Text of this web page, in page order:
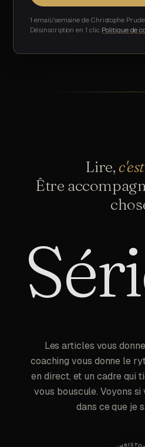
1 email/semaine de Christophe
Désinscription en 1 clic. Politique de
Lire,
Être
Les articles vous
coaching vous donne le
en direct, et un cadre qui
vous bouscule. Voyons
dans ce que je